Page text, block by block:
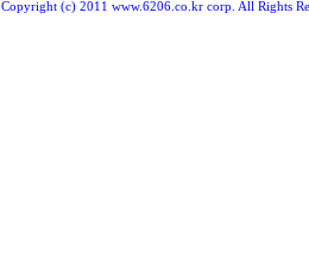
Copyright (c) 2011 www.6206.co.kr corp. All Rights